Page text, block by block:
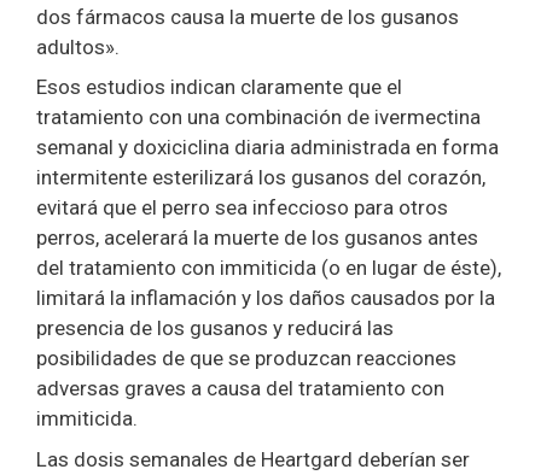
dos fármacos causa la muerte de los gusanos
adultos».
Esos estudios indican claramente que el
tratamiento con una combinación de ivermectina
semanal y doxiciclina diaria administrada en forma
intermitente esterilizará los gusanos del corazón,
evitará que el perro sea infeccioso para otros
perros, acelerará la muerte de los gusanos antes
del tratamiento con immiticida (o en lugar de éste),
limitará la inflamación y los daños causados por la
presencia de los gusanos y reducirá las
posibilidades de que se produzcan reacciones
adversas graves a causa del tratamiento con
immiticida.
Las dosis semanales de Heartgard deberían ser